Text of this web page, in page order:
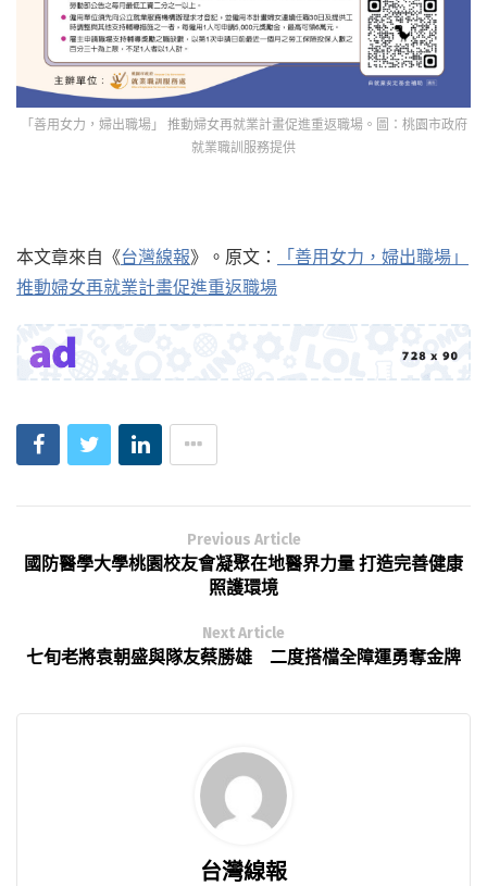
「善用女力，婦出職場」 推動婦女再就業計畫促進重返職場。圖：桃園市政府
就業職訓服務提供
本文章來自《台灣線報》。原文：
「善用女力，婦出職場」
推動婦女再就業計畫促進重返職場
Previous Article
國防醫學大學桃園校友會凝聚在地醫界力量 打造完善健康
照護環境
Next Article
七旬老將袁朝盛與隊友蔡勝雄 二度搭檔全障運勇奪金牌
台灣線報